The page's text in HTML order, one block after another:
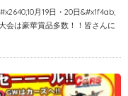
月19日・20日&#x1f4ab;
会は豪華賞品多数！！皆さんに